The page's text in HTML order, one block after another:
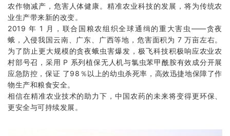
农作物减产，危害人体健康。精准农业科技的发展，将为传统农
业生产带来新的改变。
2019 年 1 月，联合国粮农组织全球通缉的重大害虫——贪夜
蛾，入侵我国云南、广东、广西等地，危害面积为 7 万亩左右。
为了防止更大规模的贪夜蛾虫害爆发，极飞科技积极响应农业农
村部号召，采用 P 系列植保无人机与氯虫苯甲酰胺有效成分开展
应急防控，保证 了98％以上的幼虫杀死率，高效迅捷地保障了作
物生产和粮食安全。
相信在精准农业技术的助力下，中国农药的未来将变得更环保、
更安全与可持续发展。